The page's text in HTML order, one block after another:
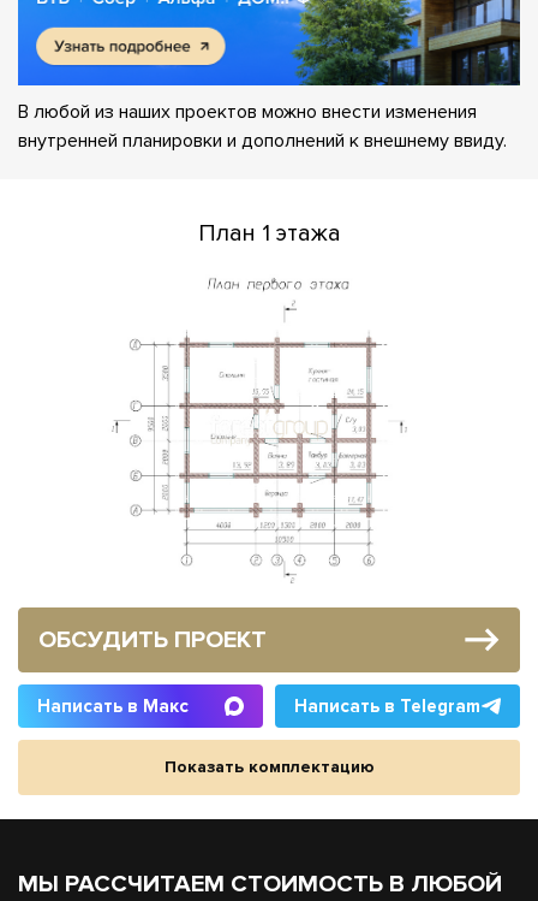
В любой из наших проектов можно внести изменения
внутренней планировки и дополнений к внешнему ввиду.
План 1 этажа
ОБСУДИТЬ ПРОЕКТ
Написать в Макс Написать в Telegram
Показать комплектацию
МЫ РАССЧИТАЕМ СТОИМОСТЬ В ЛЮБОЙ